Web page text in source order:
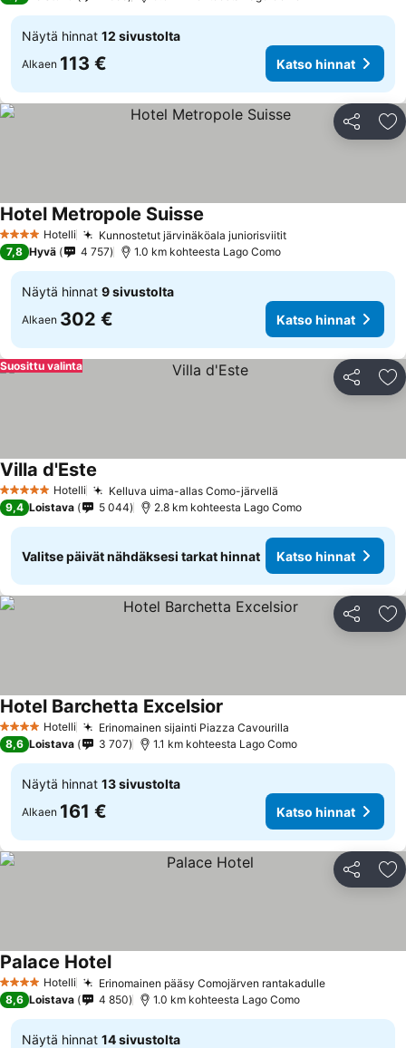
Näytä hinnat 12 sivustolta
Alkaen 113 € Katso hinnat
Jaa
4 Tähtiluokitus
Hotelli Kunnostetut järvinäköala juniorisviitit
Hotel Metropole Suisse
7,8 Hyvä 4 757 1.0 km kohteesta Lago Como
Näytä hinnat 9 sivustolta
Alkaen 302 € Katso hinnat
Jaa
Suosittu valinta
5 Tähtiluokitus
Hotelli Kelluva uima-allas Como-järvellä
Villa d'Este
9,4 Loistava 5 044 2.8 km kohteesta Lago Como
Valitse päivät nähdäksesi tarkat hinnat Katso hinnat
Jaa
4 Tähtiluokitus
Hotelli Erinomainen sijainti Piazza Cavourilla
Hotel Barchetta Excelsior
8,6 Loistava 3 707 1.1 km kohteesta Lago Como
Näytä hinnat 13 sivustolta
Alkaen 161 € Katso hinnat
Jaa
4 Tähtiluokitus
Hotelli Erinomainen pääsy Comojärven rantakadulle
Palace Hotel
8,6 Loistava 4 850 1.0 km kohteesta Lago Como
Näytä hinnat 14 sivustolta